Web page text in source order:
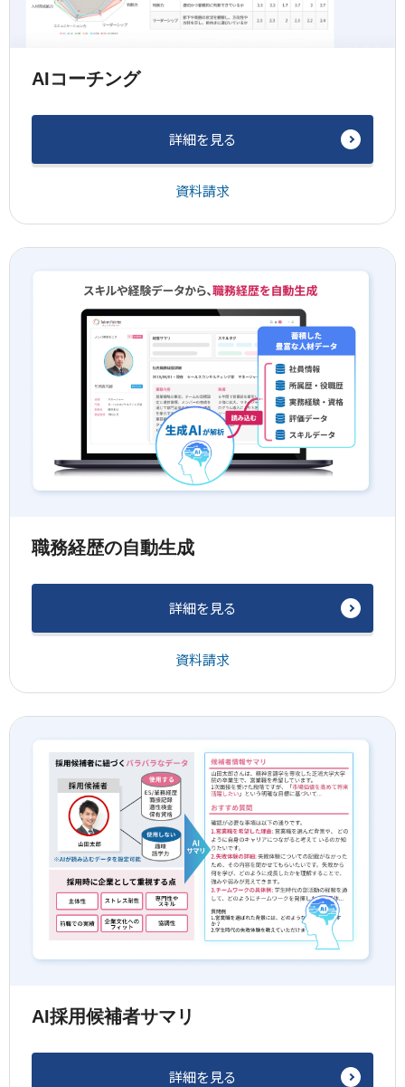
AIコーチング
詳細を見る
資料請求
職務経歴の自動生成
詳細を見る
資料請求
AI採用候補者サマリ
詳細を見る